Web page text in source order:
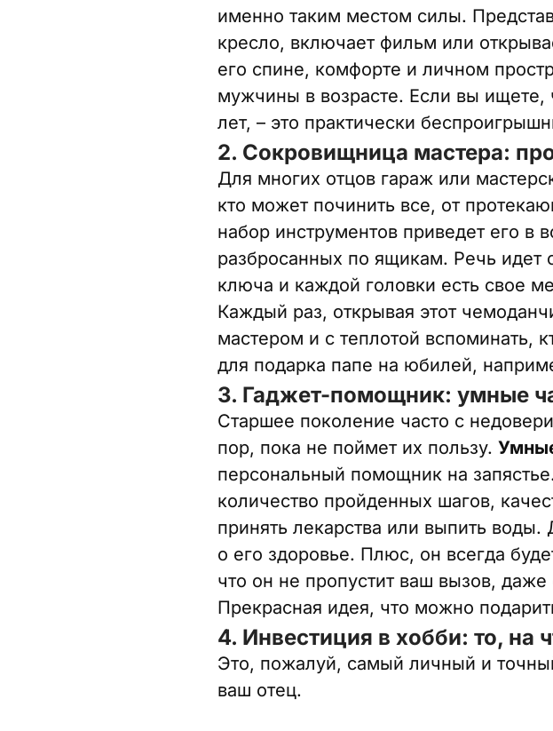
именно таким местом силы.
кресло, включает фильм или
его спине, комфорте и личном
мужчины в возрасте. Если вы ищете,
лет, – это практически
2. Сокровищница мастера:
Для многих отцов гараж или
кто может починить все, от
набор инструментов приведет его в
разбросанных по ящикам. Речь идет
ключа и каждой головки есть свое
Каждый раз, открывая этот
мастером и с теплотой вспоминать,
для подарка папе на юбилей,
3. Гаджет-помощник: умные
Старшее поколение часто с
пор, пока не поймет их пользу.
персональный помощник на
количество пройденных шагов,
принять лекарства или выпить воды.
о его здоровье. Плюс, он всегда
что он не пропустит ваш вызов,
Прекрасная идея, что можно
4. Инвестиция в хобби: то, на
Это, пожалуй, самый личный и
ваш отец.